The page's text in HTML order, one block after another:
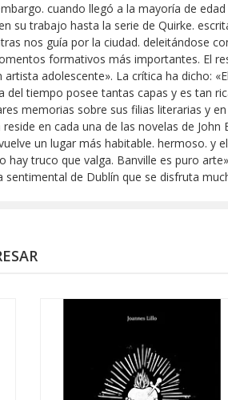
cuando llegó a la mayoría de
su trabajo hasta la serie de Quirke.
nos guía por la ciudad. deleitándose
formativos más importantes. El
adolescente». La crítica ha dicho:
del tiempo posee tantas capas y es tan
memorias sobre sus filias literarias y
reside en cada una de las novelas de
un lugar más habitable. hermoso. y
hay truco que valga. Banville es puro
de Dublín que se disfruta